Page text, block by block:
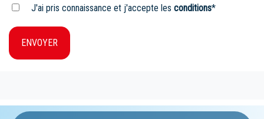
J'ai pris connaissance et j'accepte les conditions*
ENVOYER